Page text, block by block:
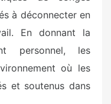
à déconnecter en
En donnant la
personnel, les
où les
et soutenus dans